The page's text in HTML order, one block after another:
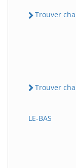
Trouver
Trouver
LE-BAS